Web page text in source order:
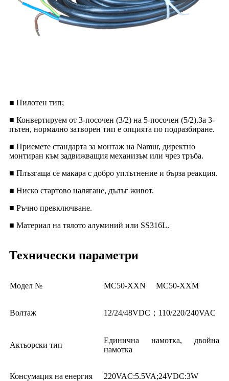
■ Пилотен тип;
■ Конвертируем от 3-посочен (3/2) на 5-посочен (5/2).За 3-
пътен, нормално затворен тип е опцията по подразбиране.
■ Приемете стандарта за монтаж на Namur, директно
монтиран към задвижващия механизъм или чрез тръба.
■ Плъзгаща се макара с добро уплътнение и бърза реакция.
■ Ниско стартово налягане, дълъг живот.
■ Ръчно превключване.
■ Материал на тялото алуминий или SS316L.
Технически параметри
Модел № MC50-XXN MC50-XXM
Волтаж 12/24/48VDC；110/220/240VAC
Актьорски тип
Единична намотка, двойна
намотка
Консумация на енергия 220VAC:5.5VA;24VDC:3W